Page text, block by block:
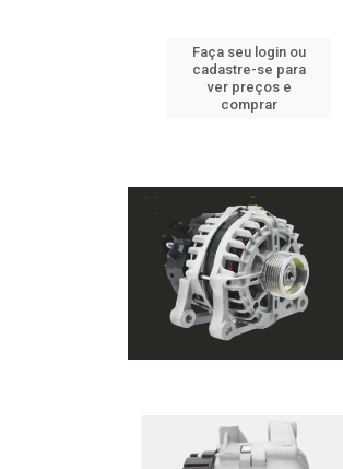
Faça seu login ou
cadastre-se para
ver preços e
comprar